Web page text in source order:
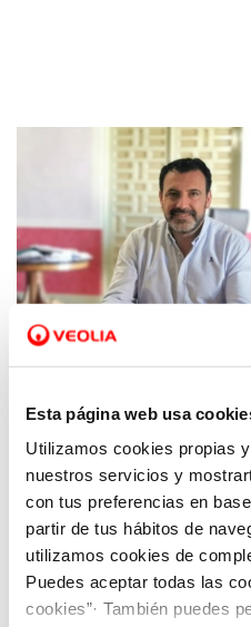
Esta página web usa
Utilizamos cookies propias
nuestros servicios y
con tus preferencias en
partir de tus hábitos de
utilizamos cookies de
Puedes aceptar todas las
cookies”· También puedes
01 JUL 2022
El Ayuntamiento de
anuncian la entrada
sociales para el pago